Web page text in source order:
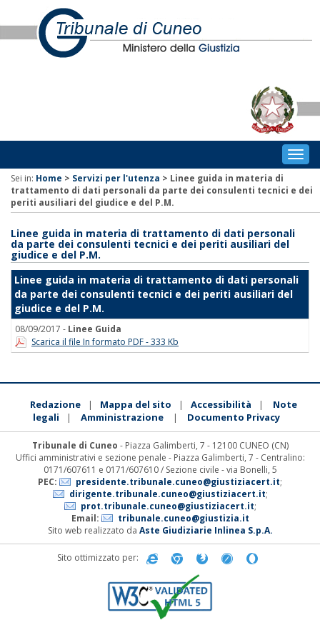
Sei in: Home > Servizi per l'utenza > Linee guida in materia di
trattamento di dati personali da parte dei consulenti tecnici e dei
periti ausiliari del giudice e del P.M.
Linee guida in materia di trattamento di dati personali
da parte dei consulenti tecnici e dei periti ausiliari del
giudice e del P.M.
Linee guida in materia di trattamento di dati personali
da parte dei consulenti tecnici e dei periti ausiliari del
giudice e del P.M.
08/09/2017 - Linee Guida
Scarica il file In formato PDF - 333 Kb
Redazione | Mappa del sito | Accessibilità |
Note
legali
| Amministrazione | Documento Privacy
Tribunale di Cuneo - Piazza Galimberti, 7 - 12100 CUNEO (CN)
Uffici amministrativi e sezione penale - Piazza Galimberti, 7 - Centralino:
0171/607611 e 0171/607610 / Sezione civile - via Bonelli, 5
PEC:
presidente.tribunale.cuneo@giustiziacert.it;
dirigente.tribunale.cuneo@giustiziacert.it;
prot.tribunale.cuneo@giustiziacert.it;
Email:
tribunale.cuneo@giustizia.it
Sito web realizzato da Aste Giudiziarie Inlinea S.p.A.
Sito ottimizzato per: